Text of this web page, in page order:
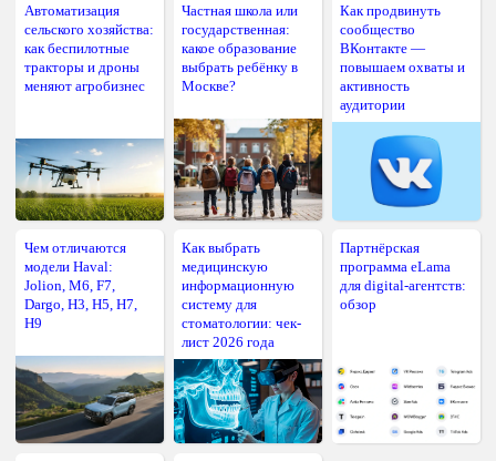
Автоматизация
сельского хозяйства:
как беспилотные
тракторы и дроны
меняют агробизнес
Частная школа или
государственная:
какое образование
выбрать ребёнку в
Москве?
Как продвинуть
сообщество
ВКонтакте —
повышаем охваты и
активность
аудитории
Чем отличаются
модели Haval:
Jolion, M6, F7,
Dargo, H3, H5, H7,
H9
Как выбрать
медицинскую
информационную
систему для
стоматологии: чек-
лист 2026 года
Партнёрская
программа eLama
для digital-агентств:
обзор